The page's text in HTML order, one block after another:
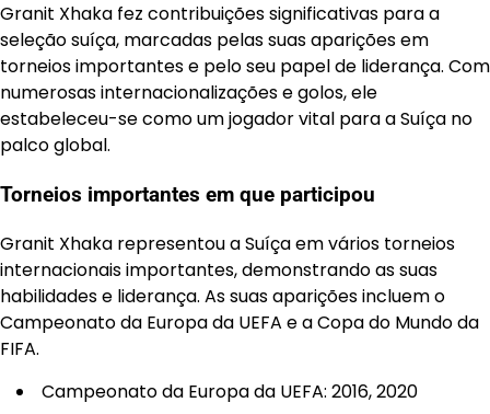
Granit Xhaka fez contribuições significativas para a
seleção suíça, marcadas pelas suas aparições em
torneios importantes e pelo seu papel de liderança. Com
numerosas internacionalizações e golos, ele
estabeleceu-se como um jogador vital para a Suíça no
palco global.
Torneios importantes em que participou
Granit Xhaka representou a Suíça em vários torneios
internacionais importantes, demonstrando as suas
habilidades e liderança. As suas aparições incluem o
Campeonato da Europa da UEFA e a Copa do Mundo da
FIFA.
Campeonato da Europa da UEFA: 2016, 2020